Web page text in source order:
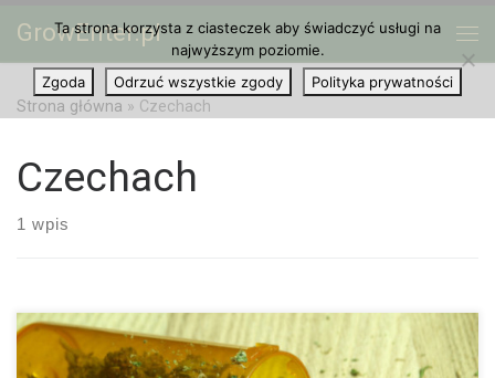
Przejdź do treści
GrowEnter.pl
Strona główna » Czechach
Czechach
1 wpis
Ta strona korzysta z ciasteczek aby świadczyć usługi na
najwyższym poziomie.
Zgoda
Odrzuć wszystkie zgody Polityka prywatności